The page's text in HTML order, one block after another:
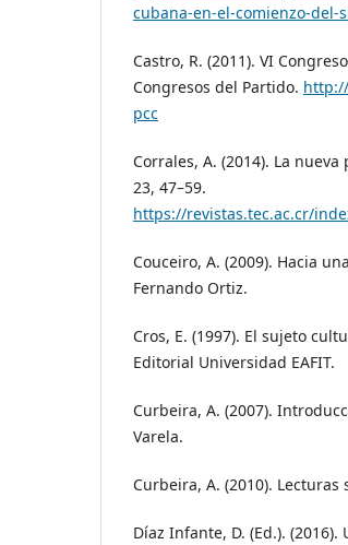
cubana-en-el-comienzo-del-
Castro, R. (2011). VI
Congresos del Partido.
pcc
Corrales, A. (2014). La
23, 47–59.
https://revistas.tec.ac.cr/
Couceiro, A. (2009). Hacia
Fernando Ortiz.
Cros, E. (1997). El sujeto
Editorial Universidad EAFIT.
Curbeira, A. (2007).
Varela.
Curbeira, A. (2010).
Díaz Infante, D. (Ed.).